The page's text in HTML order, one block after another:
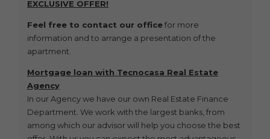
EXCLUSIVE OFFER!
Feel free to contact our officefor more
information and to arrange a presentation of the
apartment.
Mortgage loan with Tecnocasa Real Estate
Agency
In our Agency we have our own Real Estate Finance
Department. We work with the largest banks, from
among which our advisor will help you choose the best